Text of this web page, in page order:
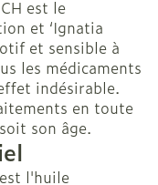
est le
et ‘Ignatia
et sensible à
les médicaments
indésirable.
en toute
son âge.
l'huile